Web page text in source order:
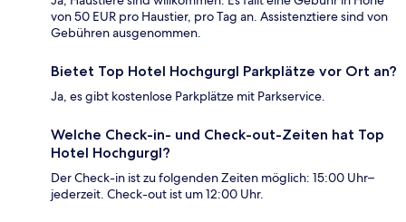
von 50 EUR pro Haustier, pro Tag an. Assistenztiere sind von
Gebühren ausgenommen.
Bietet Top Hotel Hochgurgl Parkplätze vor Ort an?
Ja, es gibt kostenlose Parkplätze mit Parkservice.
Welche Check-in- und Check-out-Zeiten hat Top
Hotel Hochgurgl?
Der Check-in ist zu folgenden Zeiten möglich: 15:00 Uhr–
jederzeit. Check-out ist um 12:00 Uhr.